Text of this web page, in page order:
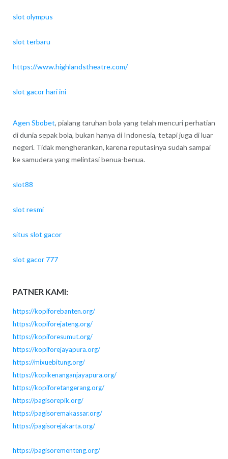
slot olympus
slot terbaru
https://www.highlandstheatre.com/
slot gacor hari ini
Agen Sbobet, pialang taruhan bola yang telah mencuri perhatian
di dunia sepak bola, bukan hanya di Indonesia, tetapi juga di luar
negeri. Tidak mengherankan, karena reputasinya sudah sampai
ke samudera yang melintasi benua-benua.
slot88
slot resmi
situs slot gacor
slot gacor 777
PATNER KAMI:
https://kopiforebanten.org/
https://kopiforejateng.org/
https://kopiforesumut.org/
https://kopiforejayapura.org/
https://mixuebitung.org/
https://kopikenanganjayapura.org/
https://kopiforetangerang.org/
https://pagisorepik.org/
https://pagisoremakassar.org/
https://pagisorejakarta.org/
https://pagisorementeng.org/